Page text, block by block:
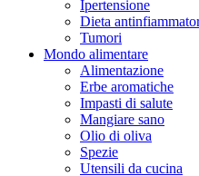
Ipertensione
Dieta
Tumori
Mondo alimentare
Alimentazione
Erbe aromatiche
Impasti di salute
Mangiare sano
Olio di oliva
Spezie
Utensili da cucina